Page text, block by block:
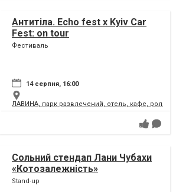
Антитіла. Echo fest х Kyiv Car
Fest: on tour
Фестиваль
14 серпня, 16:00
ЛАВИНА, парк развлечений, отель, кафе,
Сольний стендап Лани Чубахи
«Котозалежність»
Stand-up